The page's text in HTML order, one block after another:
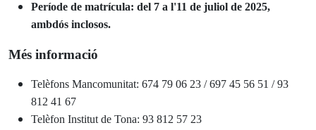
Període de matrícula: del 7 a l'11 de juliol de 2025,
ambdós inclosos.
Més informació
Telèfons Mancomunitat: 674 79 06 23 / 697 45 56 51 / 93
812 41 67
Telèfon Institut de Tona: 93 812 57 23